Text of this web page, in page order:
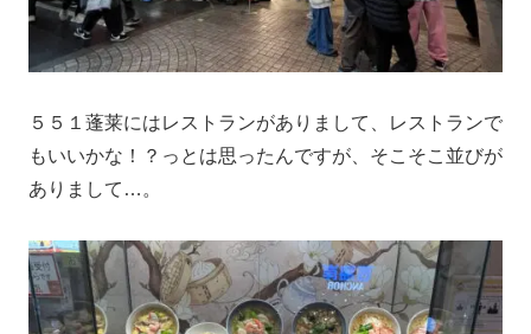
５５１蓬莱にはレストランがありまして、レストランで
もいいかな！？っとは思ったんですが、そこそこ並びが
ありまして…。